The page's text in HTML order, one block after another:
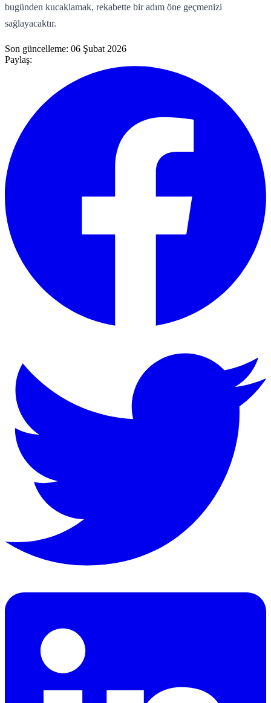
bugünden kucaklamak, rekabette bir adım öne geçmenizi
sağlayacaktır.
Son güncelleme: 06 Şubat 2026
Paylaş: